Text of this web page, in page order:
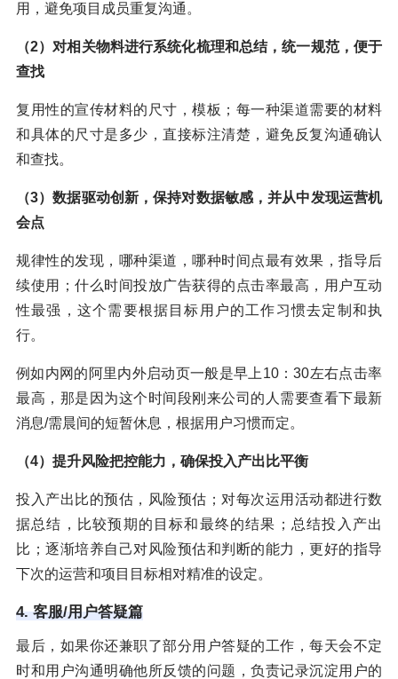
用，避免项目成员重复沟通。
（2）对相关物料进行系统化梳理和总结，统一规范，便于
查找
复用性的宣传材料的尺寸，模板；每一种渠道需要的材料
和具体的尺寸是多少，直接标注清楚，避免反复沟通确认
和查找。
（3）数据驱动创新，保持对数据敏感，并从中发现运营机
会点
规律性的发现，哪种渠道，哪种时间点最有效果，指导后
续使用；什么时间投放广告获得的点击率最高，用户互动
性最强，这个需要根据目标用户的工作习惯去定制和执
行。
例如内网的阿里内外启动页一般是早上10：30左右点击率
最高，那是因为这个时间段刚来公司的人需要查看下最新
消息/需晨间的短暂休息，根据用户习惯而定。
（4）提升风险把控能力，确保投入产出比平衡
投入产出比的预估，风险预估；对每次运用活动都进行数
据总结，比较预期的目标和最终的结果；总结投入产出
比；逐渐培养自己对风险预估和判断的能力，更好的指导
下次的运营和项目目标相对精准的设定。
4. 客服/用户答疑篇
最后，如果你还兼职了部分用户答疑的工作，每天会不定
时和用户沟通明确他所反馈的问题，负责记录沉淀用户的